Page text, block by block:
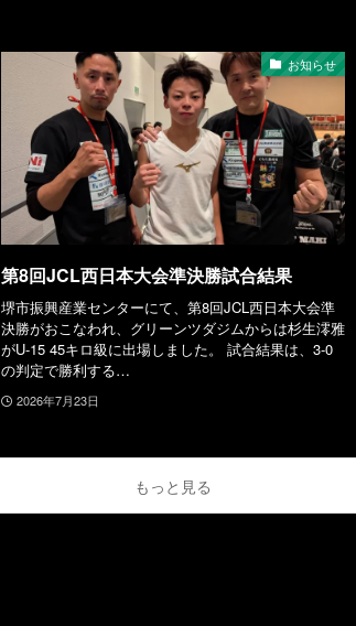
お知らせ
第8回JCL西日本大会準決勝試合結果
堺市振興産業センターにて、第8回JCL西日本大会準
決勝がおこなわれ、グリーンツダジムからは杉生澪雅
がU-15 45キロ級に出場しました。 試合結果は、3-0
の判定で勝利する…
2026年7月23日
もっと見る